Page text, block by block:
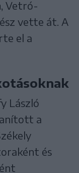
Vetró-
vette át. A
el a
László
a
és